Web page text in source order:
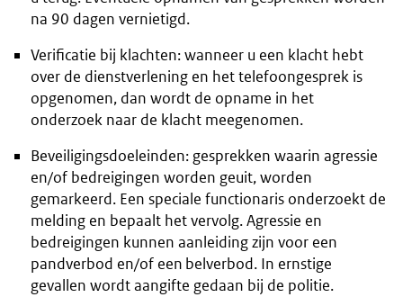
na 90 dagen vernietigd.
Verificatie bij klachten: wanneer u een klacht hebt
over de dienstverlening en het telefoongesprek is
opgenomen, dan wordt de opname in het
onderzoek naar de klacht meegenomen.
Beveiligingsdoeleinden: gesprekken waarin agressie
en/of bedreigingen worden geuit, worden
gemarkeerd. Een speciale functionaris onderzoekt de
melding en bepaalt het vervolg. Agressie en
bedreigingen kunnen aanleiding zijn voor een
pandverbod en/of een belverbod. In ernstige
gevallen wordt aangifte gedaan bij de politie.